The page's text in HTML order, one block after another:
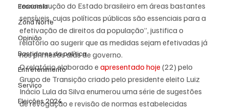
Economia
Zona Norte
Opinião
Bastidores da política
Entretenimento
Serviço
Eleições 2024
reconstrução do Estado brasileiro em áreas bastantes
sensíveis, cujas políticas públicas são essenciais para a
efetivação de direitos da população”, justifica o
relatório ao sugerir que as medidas sejam efetivadas já
nos primeiros dias de governo.
O relatório elaborado e apresentado hoje (22) pelo
Grupo de Transição criado pelo presidente eleito Luiz
Inácio Lula da Silva enumerou uma série de sugestões
de revogação e revisão de normas estabelecidas